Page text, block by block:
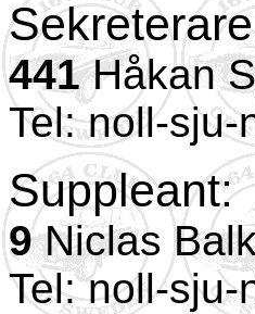
441Håkan
Tel: noll-sju-
Suppleant:
9Niclas
Tel: noll-sju-